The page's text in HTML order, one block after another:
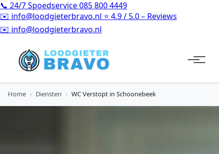
📞 24/7 Spoedservice085 800 4449
✉️ info@loodgieterbravo.nl ⭐ 4.9 / 5.0 – Reviews
✉️ info@loodgieterbravo.nl
Home › Diensten › WC Verstopt in Schoonebeek